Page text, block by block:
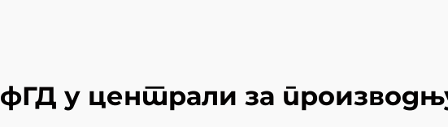
фГД у централи за